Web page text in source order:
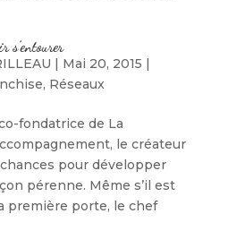
s’entourer
| Mai 20, 2015 |
, Réseaux
fondatrice de La
le créateur
pour développer
pérenne. Même s’il est
première porte, le chef